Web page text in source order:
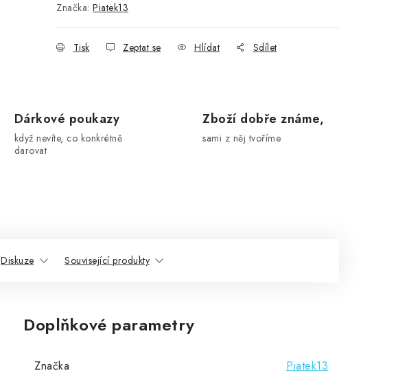
Značka: Piatek13
Tisk Zeptat se Hlídat Sdílet
Dárkové poukazy
když nevíte, co konkrétně
darovat
Zboží dobře známe,
sami z něj tvoříme
Diskuze Související produkty
Doplňkové parametry
Značka Piatek13